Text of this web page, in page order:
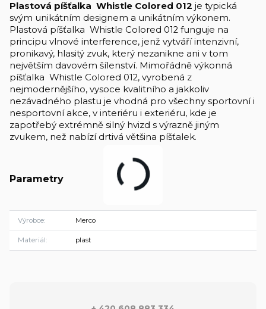
Plastová píšťalka Whistle Colored 012 je typická
svým unikátním designem a unikátním výkonem.
Plastová píšťalka Whistle Colored 012 funguje na
principu vlnové interference, jenž vytváří intenzivní,
pronikavý, hlasitý zvuk, který nezanikne ani v tom
největším davovém šílenství. Mimořádně výkonná
píšťalka Whistle Colored 012, vyrobená z
nejmodernějšího, vysoce kvalitního a jakkoliv
nezávadného plastu je vhodná pro všechny sportovní i
nesportovní akce, v interiéru i exteriéru, kde je
zapotřebý extrémně silný hvizd s výrazně jiným
zvukem, než nabízí drtivá většina píšťalek.
Parametry
Výrobce Merco
Materiál plast